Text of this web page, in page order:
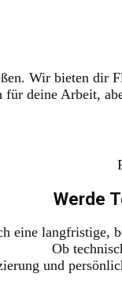
Wir bieten dir
deine Arbeit,
Werde
eine langfristige,
Ob
und